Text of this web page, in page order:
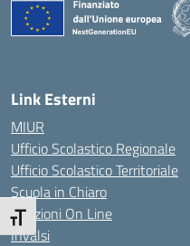
Attiva/disattiva dimensione testo
Link Esterni
MIUR
Ufficio Scolastico Regionale
Ufficio Scolastico Territoriale
Scuola in Chiaro
Iscrizioni On Line
Invalsi